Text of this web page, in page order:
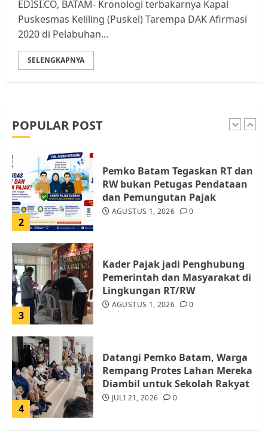
EDISI.CO, BATAM- Kronologi terbakarnya Kapal
Puskesmas Keliling (Puskel) Tarempa DAK Afirmasi
2020 di Pelabuhan...
SELENGKAPNYA
POPULAR POST
5
Batam, Soroti Aktivitas yang
Resahkan Warga
1
2
Pemko Batam Tegaskan RT dan
RW bukan Petugas Pendataan
dan Pemungutan Pajak
AGUSTUS 1, 2026 0
3
Kader Pajak jadi Penghubung
Pemerintah dan Masyarakat di
Lingkungan RT/RW
AGUSTUS 1, 2026 0
4
Datangi Pemko Batam, Warga
Rempang Protes Lahan Mereka
Diambil untuk Sekolah Rakyat
JULI 21, 2026 0